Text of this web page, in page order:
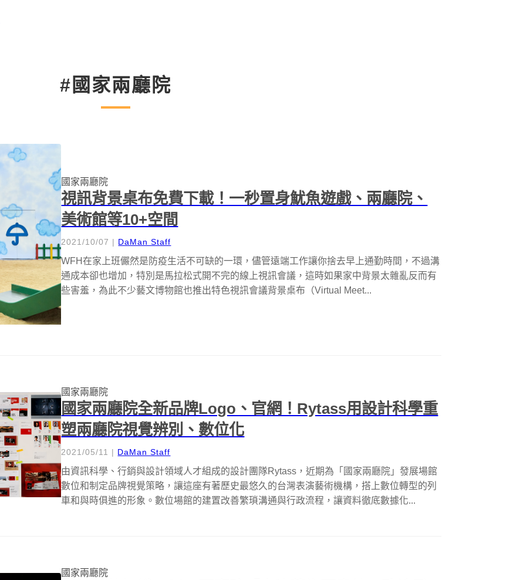
#國家兩廳院
國家兩廳院
視訊背景桌布免費下載！一秒置身魷魚遊戲、兩廳院、
美術館等10+空間
2021/10/07 | DaMan Staff
WFH在家上班儼然是防疫生活不可缺的一環，儘管遠端工作讓你捨去早上通勤時間，不過溝
通成本卻也增加，特別是馬拉松式開不完的線上視訊會議，這時如果家中背景太雜亂反而有
些害羞，為此不少藝文博物館也推出特色視訊會議背景桌布（Virtual Meet...
國家兩廳院
國家兩廳院全新品牌Logo、官網！Rytass用設計科學重
塑兩廳院視覺辨別、數位化
2021/05/11 | DaMan Staff
由資訊科學、行銷與設計領域人才組成的設計團隊Rytass，近期為「國家兩廳院」發展場館
數位和制定品牌視覺策略，讓這座有著歷史最悠久的台灣表演藝術機構，搭上數位轉型的列
車和與時俱進的形象。數位場館的建置改善繁瑣溝通與行政流程，讓資料徹底數據化...
國家兩廳院